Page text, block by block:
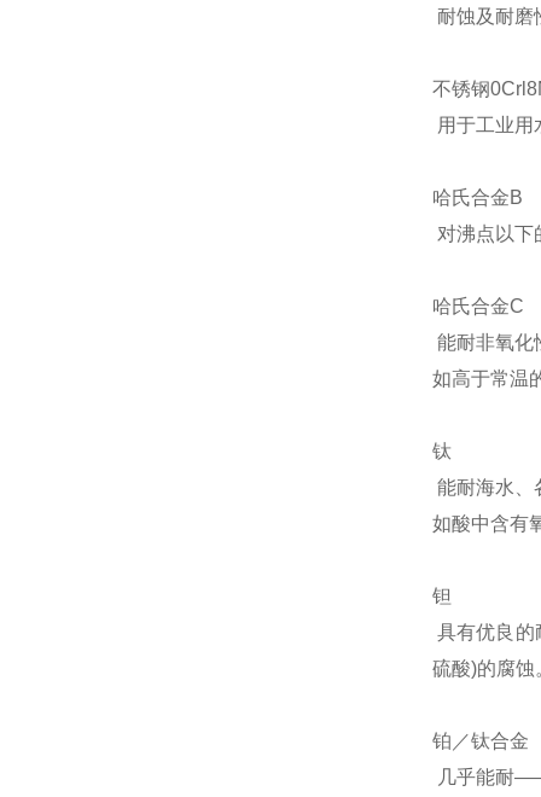
耐蚀及耐磨
不锈钢
用于工业
哈氏合金B
对沸点以下
哈氏合金C
能耐非氧化
如高于常温
钛
能耐海水、
如酸中含有
钽
具有优良
硫酸)的腐蚀
铂／钛合金
几乎能耐